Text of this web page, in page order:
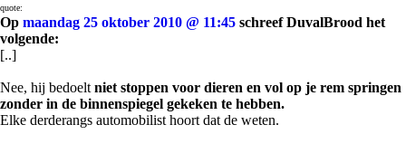
quote:
Op maandag 25 oktober 2010 @ 11:45 schreef DuvalBrood het
volgende:
[..]
Nee, hij bedoelt niet stoppen voor dieren en vol op je rem springen
zonder in de binnenspiegel gekeken te hebben.
Elke derderangs automobilist hoort dat de weten.